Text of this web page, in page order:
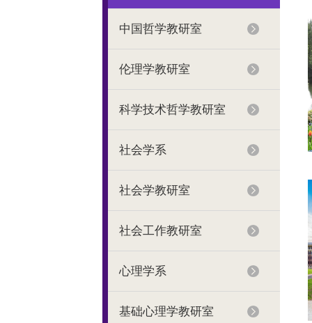
中国哲学教研室
伦理学教研室
科学技术哲学教研室
社会学系
社会学教研室
社会工作教研室
心理学系
基础心理学教研室